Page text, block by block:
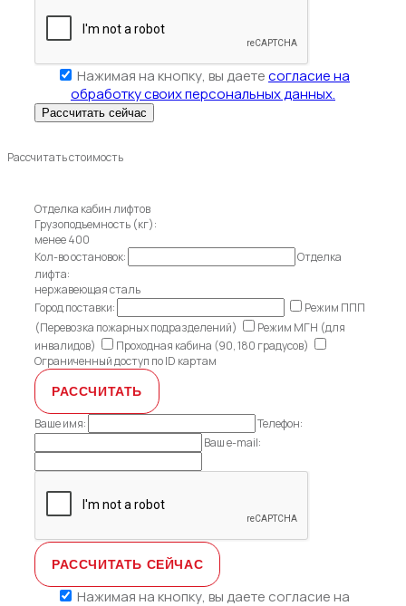
Нажимая на кнопку, вы даетесогласие на
обработку своих персональных данных.
Рассчитать стоимость
Отделка кабин лифтов
Грузоподъемность (кг):
менее 400
Кол-во остановок:
Отделка
лифта:
нержавеющая сталь
Город поставки:
Режим ППП
(Перевозка пожарных подразделений)
Режим МГН (для
инвалидов)
Проходная кабина (90, 180 градусов)
Ограниченный доступ по ID картам
Ваше имя:
Телефон:
Ваш e-mail:
Нажимая на кнопку, вы даете согласие на